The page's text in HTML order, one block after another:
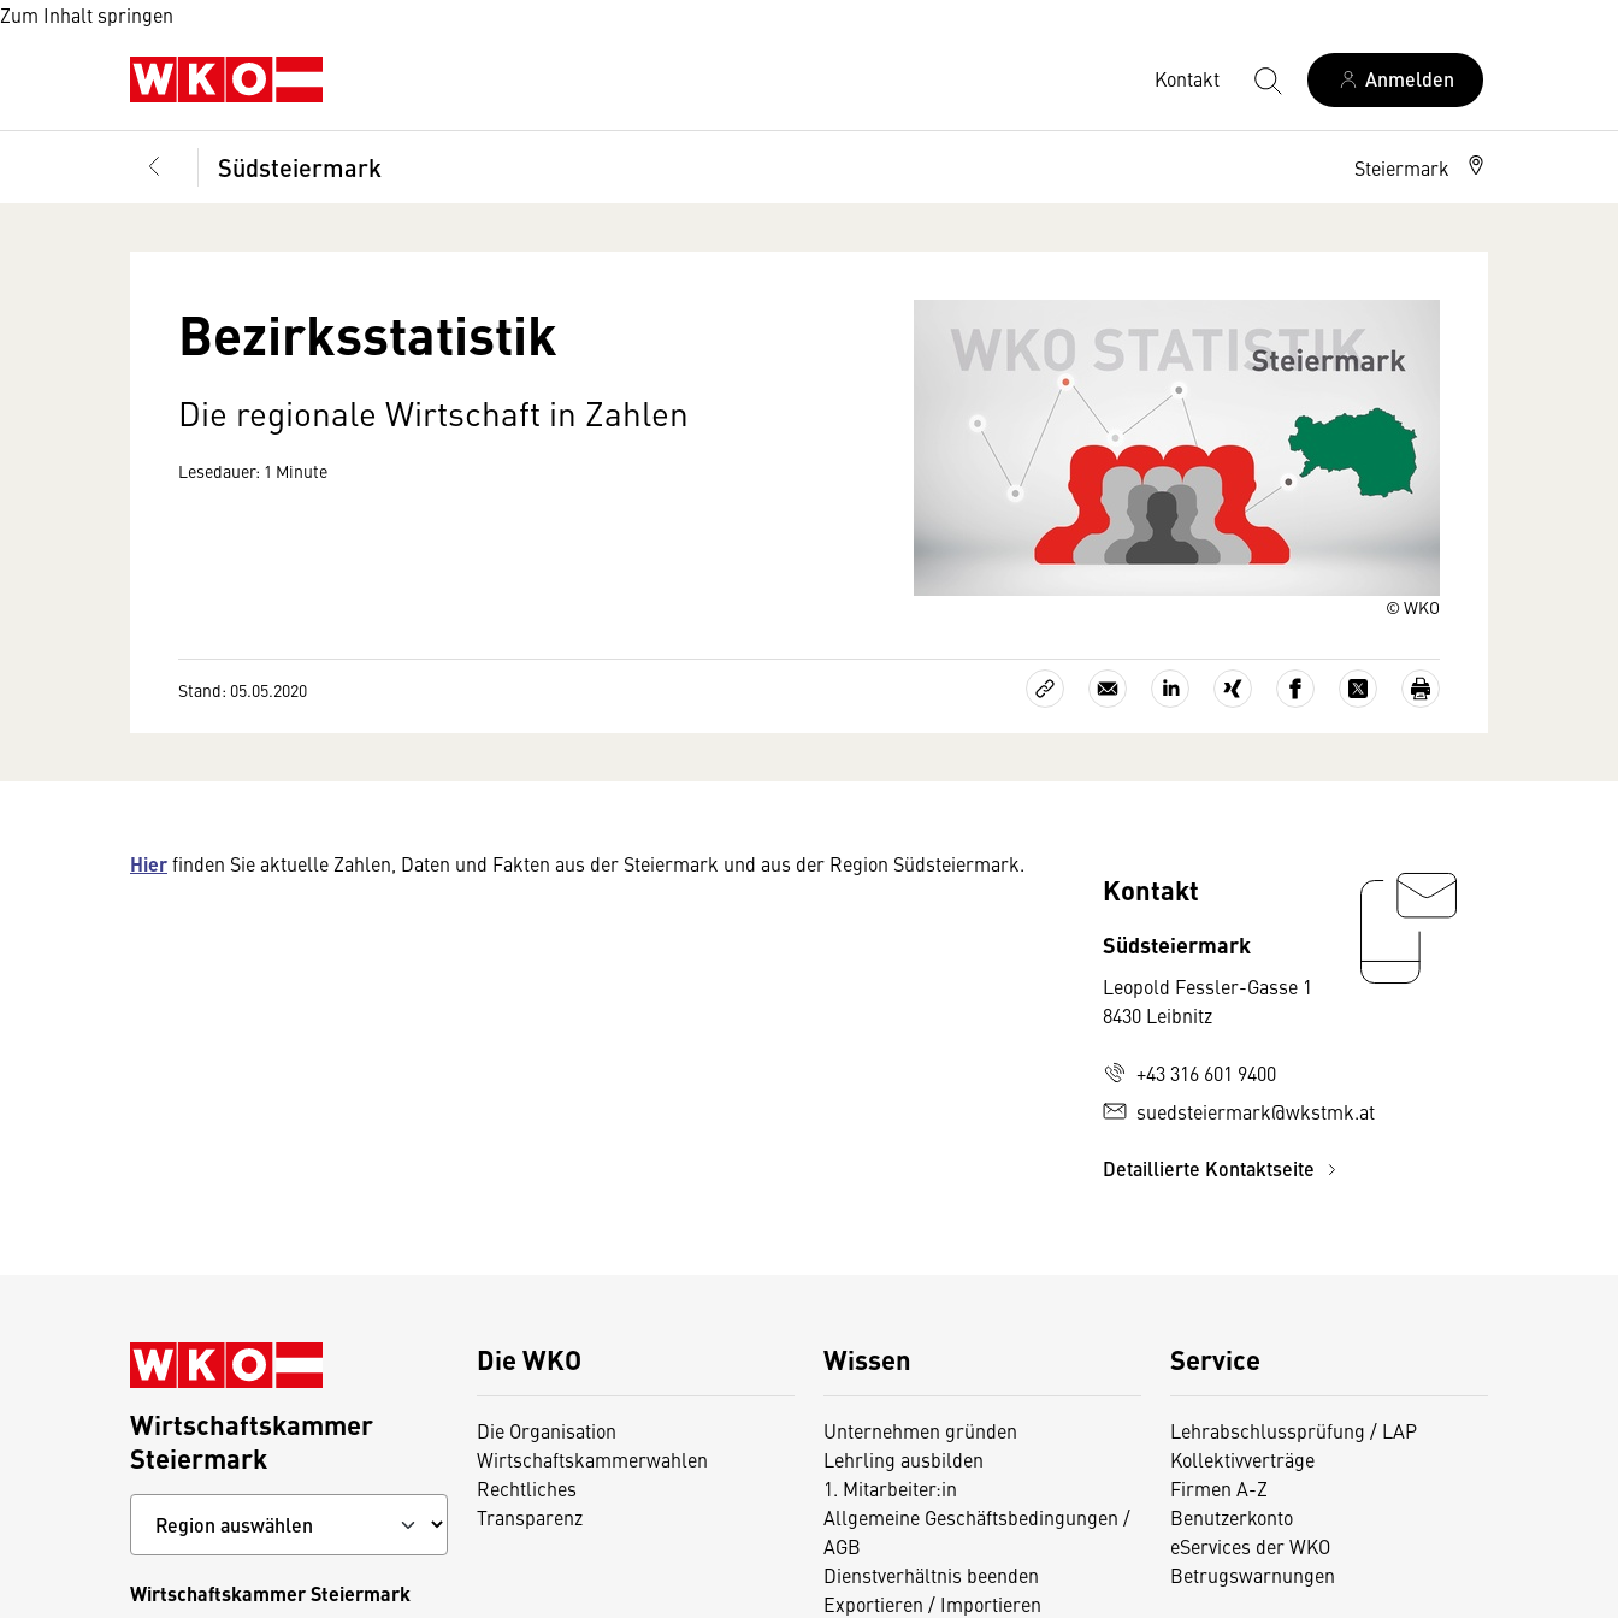
Zum Inhalt springen
Kontakt Anmelden
Südsteiermark Steiermark
© WKO
Bezirksstatistik
Die regionale Wirtschaft in Zahlen
Lesedauer: 1 Minute
Stand: 05.05.2020
Hierfinden Sie aktuelle Zahlen, Daten und Fakten aus der Steiermark und aus der Region Südsteiermark.
Kontakt
Südsteiermark
Leopold Fessler-Gasse 1
8430 Leibnitz
+43 316 601 9400
suedsteiermark@wkstmk.at
Detaillierte Kontaktseite
Die WKO
Die Organisation
Wirtschaftskammerwahlen
Rechtliches
Transparenz
Wissen
Unternehmen gründen
Lehrling ausbilden
1. Mitarbeiter:in
Allgemeine Geschäftsbedingungen /
AGB
Dienstverhältnis beenden
Exportieren / Importieren
Service
Lehrabschlussprüfung / LAP
Kollektivverträge
Firmen A-Z
Benutzerkonto
eServices der WKO
Betrugswarnungen
Wirtschaftskammer
Steiermark
Wirtschaftskammer Steiermark